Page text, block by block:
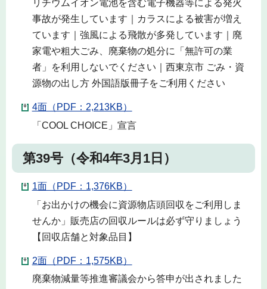
リチウムイオン電池を含む電子機器等による発火
事故が発生しています｜カラスによる被害が増え
ています｜強風による飛散が多発しています｜廃
家電や粗大ごみ、廃棄物の処分に「無許可の業
者」を利用しないでください｜西東京市 ごみ・資
源物の出し方 外国語版冊子をご利用ください
4面（PDF：2,213KB）
「COOL CHOICE」宣言
第39号（令和4年3月1日）
1面（PDF：1,376KB）
「お出かけの機会に資源物店頭回収をご利用しま
せんか」販売店の回収ルールは必ず守りましょう
【回収店舗と対象品目】
2面（PDF：1,575KB）
廃棄物減量等推進審議会から答申が出されました